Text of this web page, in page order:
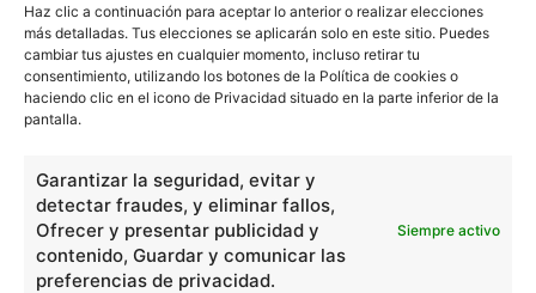
Haz clic a continuación para aceptar lo anterior o realizar elecciones
más detalladas. Tus elecciones se aplicarán solo en este sitio. Puedes
cambiar tus ajustes en cualquier momento, incluso retirar tu
consentimiento, utilizando los botones de la Política de cookies o
haciendo clic en el icono de Privacidad situado en la parte inferior de la
pantalla.
Garantizar la seguridad, evitar y
detectar fraudes, y eliminar fallos,
Ofrecer y presentar publicidad y
contenido, Guardar y comunicar las
preferencias de privacidad.
Siempre activo
Varios
1185
En Básico
Números romanos
Ángulos agudo, obtuso, recto y...
En Filosofía